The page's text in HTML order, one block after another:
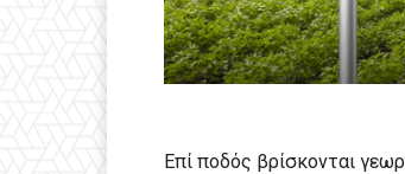
Επί ποδός βρίσκονται